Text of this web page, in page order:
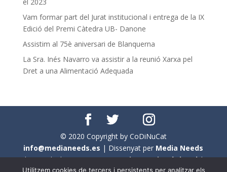
Vam formar part del Jurat institucional i entrega de la IX
Edició del Premi Càtedra UB- Danone
Assistim al 75è aniversari de Blanquerna
La Sra. Inés Navarro va assistir a la reunió Xarxa pel
Dret a una Alimentació Adequada
© 2020 Copyright by CoDiNuCat
info@medianeeds.es | Dissenyat per Media Needs
| Tots els drets reservats aCoDiNuCat |Avís legal|
Utilitzem cookies de tercers i persistents per analitzar els